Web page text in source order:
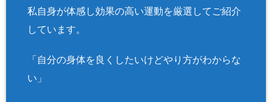
私自身が体感し効果の高い運動を厳選してご紹介
しています。
「自分の身体を良くしたいけどやり方がわからな
い」